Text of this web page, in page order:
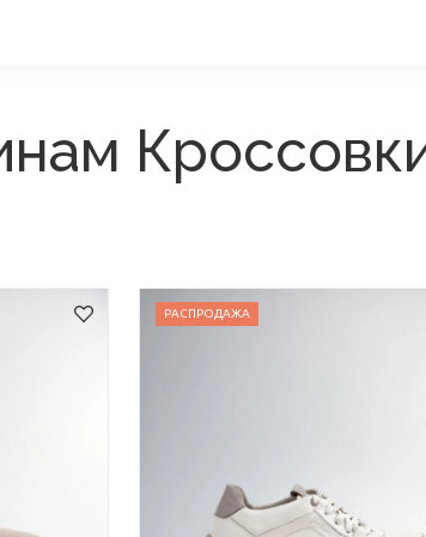
РАСПРОДАЖА